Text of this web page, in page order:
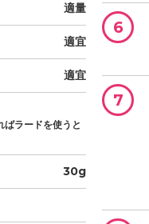
適量
適宜
適宜
ばラードを使うと
30g
6
7